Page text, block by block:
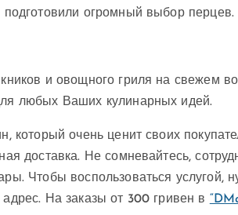
огромный выбор перцев.
и овощного гриля на свежем
любых Ваших кулинарных идей.
который очень ценит своих
доставка. Не сомневайтесь,
Чтобы воспользоваться услугой,
На заказы от 300 гривен в